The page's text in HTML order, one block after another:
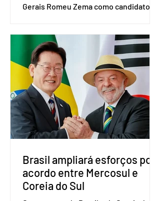
Gerais Romeu Zema como candidato à
Brasília. O Novo ainda não definiu quem
vai compor a chapa como candidato a
vice-presidente. A convenção contou
com a presença do presidente nacional
do partido, Eduardo Ribeiro, e do
senador Eduardo Girão, filiado ao Novo
desde fevereiro de 2023. Formado em
administração de empresas pela
Fundaç
Brasil ampliará esforços por
acordo entre Mercosul e
Coreia do Sul